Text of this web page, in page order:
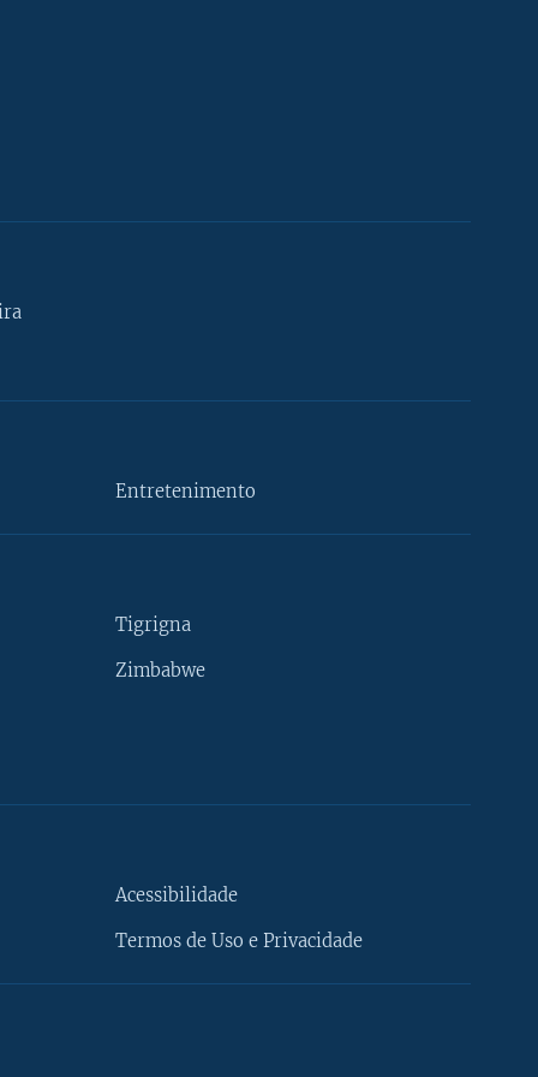
Entretenimento
Tigrigna
Zimbabwe
Acessibilidade
Termos de Uso e Privacidade